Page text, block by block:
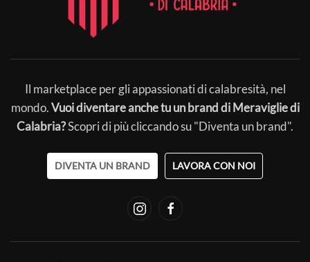
Il marketplace per gli appassionati di calabresità, nel
mondo.Vuoi diventare anche tu un brand di Meraviglie di
Calabria?Scopri di più cliccando su "Diventa un brand".
DIVENTA UN BRAND LAVORA CON NOI